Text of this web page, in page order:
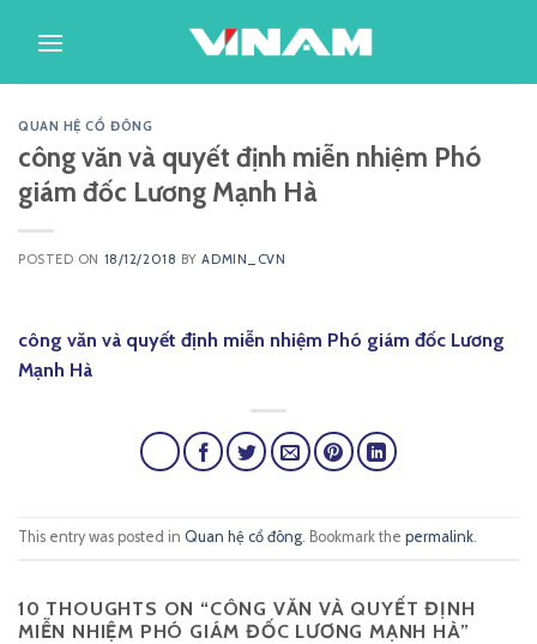
QUAN HỆ CỔ ĐÔNG
công văn và quyết định miễn nhiệm Phó
giám đốc Lương Mạnh Hà
POSTED ON 18/12/2018 BYADMIN_CVN
công văn và quyết định miễn nhiệm Phó giám đốc Lương
Mạnh Hà
This entry was posted in Quan hệ cổ đông . Bookmark the permalink
10 THOUGHTS ON “CÔNG VĂN VÀ QUYẾT ĐỊNH
MIỄN NHIỆM PHÓ GIÁM ĐỐC LƯƠNG MẠNH HÀ”